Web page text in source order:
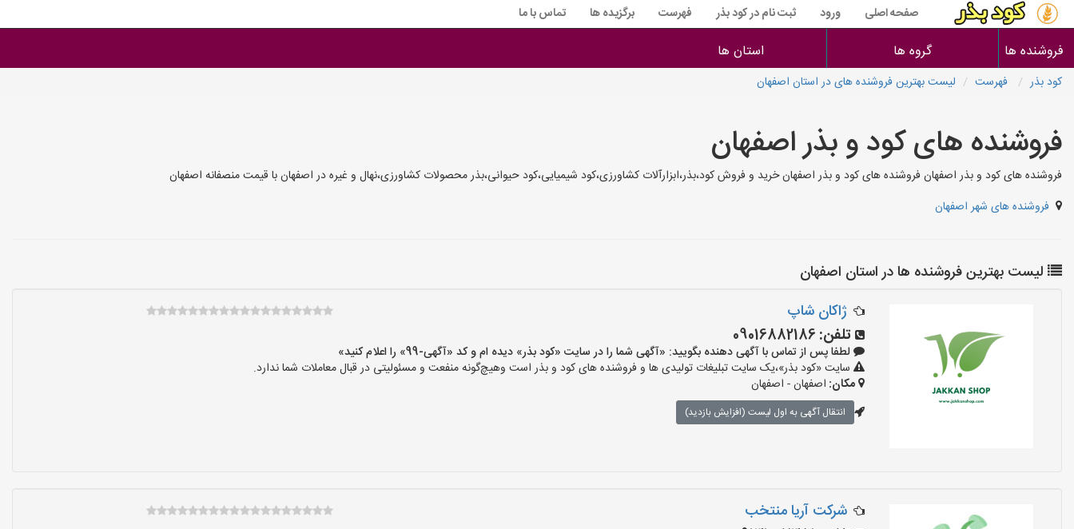
صفحه اصلی ورود ثبت نام در کود بذر فهرست برگزیده ها تماس با ما
فروشنده ها گروه ها استان ها
کود بذر فهرست لیست بهترین فروشنده های در استان اصفهان
فروشنده های کود و بذر اصفهان
فروشنده های کود و بذر اصفهان فروشنده های کود و بذر اصفهان خرید و فروش کود،بذر،ابزارآلات کشاورزی،کود شیمیایی،کود حیوانی،بذر محصولات کشاورزی،نهال و غیره در اصفهان با قیمت منصفانه اصفهان
فروشنده های شهر اصفهان
لیست بهترین فروشنده ها در استان اصفهان
ژاکان شاپ
تلفن: 09016882186
لطفا پس از تماس با آگهی دهنده بگویید: «آگهی شما را در سایت «کود بذر» دیده ام و کد «آگهی-99» را اعلام کنید»
سایت «کود بذر»،یک سایت تبلیغات تولیدی ها و فروشنده های کود و بذر است وهیچ‌گونه منفعت و مسئولیتی در قبال معاملات شما ندارد.
مکان: اصفهان - اصفهان
انتقال آگهی به اول لیست (افزایش بازدید)
شرکت آریا منتخب